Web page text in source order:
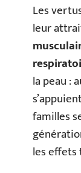
Les
leur
la peau :
familles
les effets